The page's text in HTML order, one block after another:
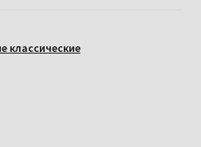
классические